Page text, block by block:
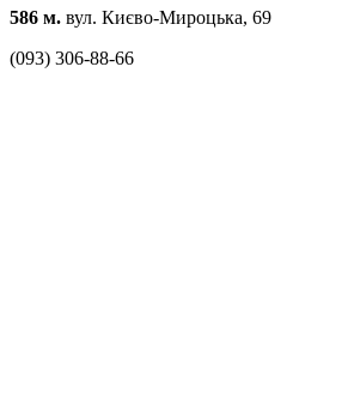
586 м. вул. Києво-Мироцька, 69
(093) 306-88-66